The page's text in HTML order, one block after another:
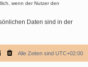
wenn der Nutzer den
Daten sind in der
Alle Zeiten sind UTC+02:00